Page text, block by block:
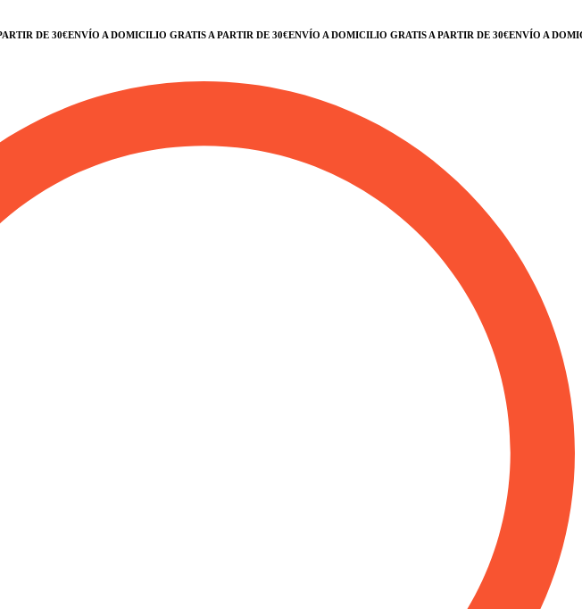
DE 30€ENVÍO A DOMICILIO GRATIS A PARTIR DE 30€ENVÍO A DOMICILIO GRATIS A PARTIR DE 30€ENVÍO A DOMICILIO